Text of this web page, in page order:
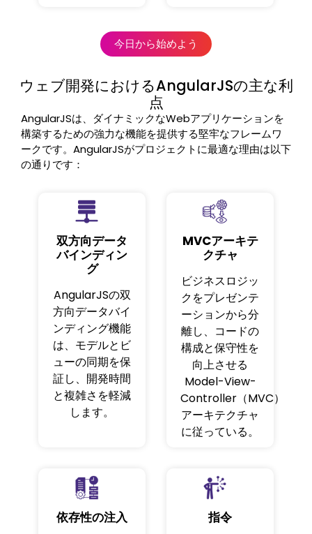
今日から始めよう
ウェブ開発におけるAngularJSの主な利
点
AngularJSは、ダイナミックなWebアプリケーションを
構築するための強力な機能を提供する堅牢なフレームワ
ークです。AngularJSがプロジェクトに最適な理由は以下
の通りです：
双方向データ
バインディン
グ
AngularJSの双
方向データバイ
ンディング機能
は、モデルとビ
ューの同期を保
証し、開発時間
と複雑さを軽減
します。
MVCアーキテ
クチャ
ビジネスロジッ
クをプレゼンテ
ーションから分
離し、コードの
構成と保守性を
向上させる
Model-View-
Controller（MVC）
アーキテクチャ
に従っている。
依存性の注入 指令